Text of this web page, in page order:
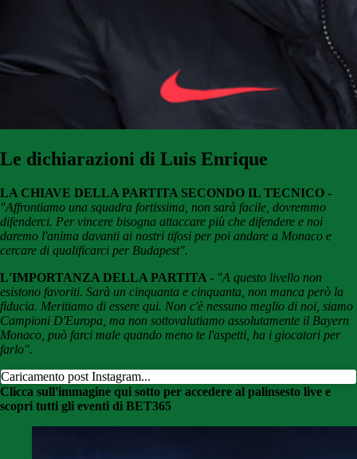
Le dichiarazioni di Luis Enrique
LA CHIAVE DELLA PARTITA SECONDO IL TECNICO -
"Affrontiamo una squadra fortissima, non sarà facile, dovremmo
difenderci. Per vincere bisogna attaccare più che difendere e noi
daremo l'anima davanti ai nostri tifosi per poi andare a Monaco e
cercare di qualificarci per Budapest".
L'IMPORTANZA DELLA PARTITA - "A questo livello non
esistono favoriti. Sarà un cinquanta e cinquanta, non manca però la
fiducia. Meritiamo di essere qui. Non c'è nessuno meglio di noi, siamo
Campioni D'Europa, ma non sottovalutiamo assolutamente il Bayern
Monaco, può farci male quando meno te l'aspetti, ha i giocatori per
farlo".
Caricamento post Instagram...
Clicca sull'immagine qui sotto per accedere al palinsesto live e
scopri tutti gli eventi di BET365